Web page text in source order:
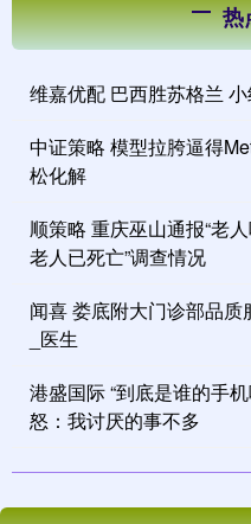
热
维嘉优配 巴西胜苏格兰
中证策略 模型拉胯逼得
松化解
顺策略 重庆巫山通报“老
老人已死亡”调查情况
闻喜 娄底附大门诊部品
_医生
港盛国际 “到底是谁的手
怒：我讨厌的事不多